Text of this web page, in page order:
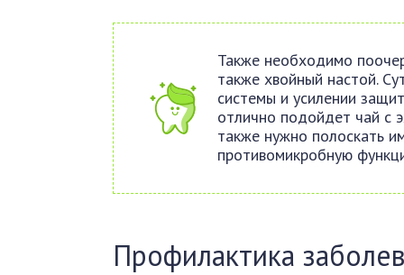
Также необходимо
также хвойный настой.
системы и усилении
отлично подойдет чай с
также нужно полоскать
противомикробную
Профилактика